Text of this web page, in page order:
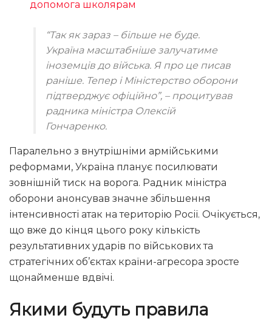
допомога школярам
“Так як зараз – більше не буде.
Україна масштабніше залучатиме
іноземців до війська. Я про це писав
раніше. Тепер і Міністерство оборони
підтверджує офіційно”, – процитував
радника міністра Олексій
Гончаренко.
Паралельно з внутрішніми армійськими
реформами, Україна планує посилювати
зовнішній тиск на ворога. Радник міністра
оборони анонсував значне збільшення
інтенсивності атак на територію Росії. Очікується,
що вже до кінця цього року кількість
результативних ударів по військових та
стратегічних об’єктах країни-агресора зросте
щонайменше вдвічі.
Якими будуть правила